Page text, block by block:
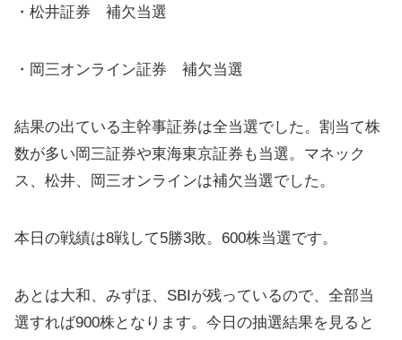
・松井証券 補欠当選
・岡三オンライン証券 補欠当選
結果の出ている主幹事証券は全当選でした。割当て株
数が多い岡三証券や東海東京証券も当選。マネック
ス、松井、岡三オンラインは補欠当選でした。
本日の戦績は8戦して5勝3敗。600株当選です。
あとは大和、みずほ、SBIが残っているので、全部当
選すれば900株となります。今日の抽選結果を見ると